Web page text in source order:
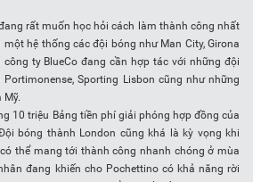
rất muốn học hỏi cách làm thành công nhất
hệ thống các đội bóng như Man City, Girona
ty BlueCo đang cần hợp tác với những đội
Sporting Lisbon cũng như những
Mỹ.
10 triệu Bảng tiền phí giải phóng hợp đồng của
bóng thành London cũng khá là kỳ vọng khi
thể mang tới thành công nhanh chóng ở mùa
đang khiến cho Pochettino có khả năng rời